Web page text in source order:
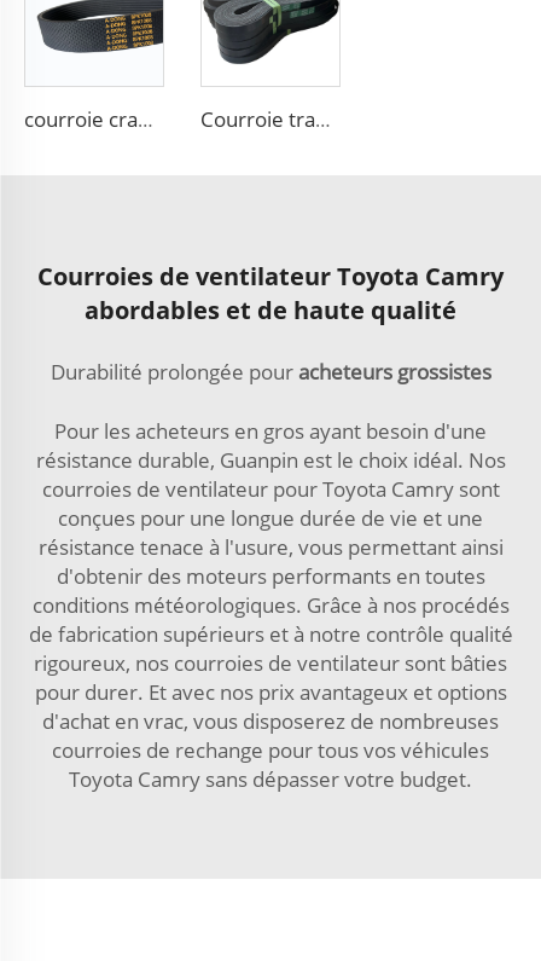
courroie crantée 6PK1665 à surface spéciale en CR avec fibre d'aramide, réduisant le bruit, utilisée pour les voitures iraniennes Courroie trapézoïdale nervurée 4PK 6PK 7PK 8PK 5PK970, courroie de ventilateur pour voiture Toyota
Courroies de ventilateur Toyota Camry
abordables et de haute qualité
Durabilité prolongée pouracheteurs grossistes
Pour les acheteurs en gros ayant besoin d'une
résistance durable, Guanpin est le choix idéal. Nos
courroies de ventilateur pour Toyota Camry sont
conçues pour une longue durée de vie et une
résistance tenace à l'usure, vous permettant ainsi
d'obtenir des moteurs performants en toutes
conditions météorologiques. Grâce à nos procédés
de fabrication supérieurs et à notre contrôle qualité
rigoureux, nos courroies de ventilateur sont bâties
pour durer. Et avec nos prix avantageux et options
d'achat en vrac, vous disposerez de nombreuses
courroies de rechange pour tous vos véhicules
Toyota Camry sans dépasser votre budget.